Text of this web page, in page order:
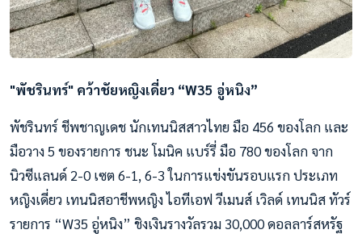
"พัชรินทร์" คว้าชัยหญิงเดี่ยว “W35 อู่หนิง”
พัชรินทร์ ชีพชาญเดช นักเทนนิสสาวไทย มือ 456 ของโลก และ
มือวาง 5 ของรายการ ชนะ โมนิค แบร์รี่ มือ 780 ของโลก จาก
นิวซีแลนด์ 2-0 เซต 6-1, 6-3 ในการแข่งขันรอบแรก ประเภท
หญิงเดี่ยว เทนนิสอาชีพหญิง ไอทีเอฟ วีเมนส์ เวิลด์ เทนนิส ทัวร์
รายการ “W35 อู่หนิง” ชิงเงินรางวัลรวม 30,000 ดอลลาร์สหรัฐ